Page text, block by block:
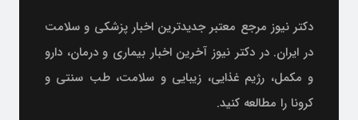
دکتر نیوز مرجع معتبر جدیدترین اخبار پزشکی و سلامت
در ایران. در دکتر نیوز آخرین اخبار بیماری و درمان، دارو
و مکمل، رژیم غذایی، زیبایی و سلامت، طب سنتی و
کرونا را مطالعه کنید.